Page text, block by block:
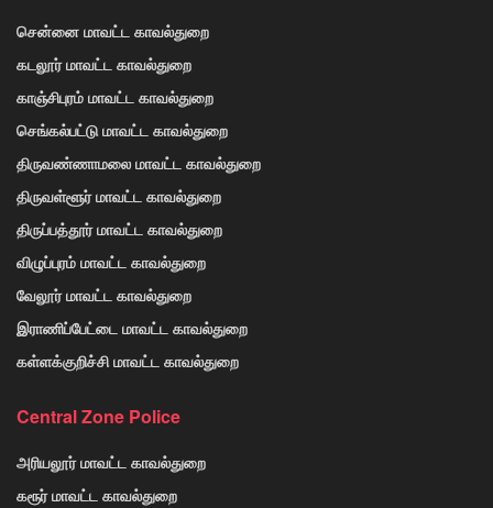
சென்னை மாவட்ட காவல்துறை
கடலூர் மாவட்ட காவல்துறை
காஞ்சிபுரம் மாவட்ட காவல்துறை
செங்கல்பட்டு மாவட்ட காவல்துறை
திருவண்ணாமலை மாவட்ட காவல்துறை
திருவள்ளூர் மாவட்ட காவல்துறை
திருப்பத்தூர் மாவட்ட காவல்துறை
விழுப்புரம் மாவட்ட காவல்துறை
வேலூர் மாவட்ட காவல்துறை
இராணிப்பேட்டை மாவட்ட காவல்துறை
கள்ளக்குறிச்சி மாவட்ட காவல்துறை
Central Zone Police
அரியலூர் மாவட்ட காவல்துறை
கரூர் மாவட்ட காவல்துறை